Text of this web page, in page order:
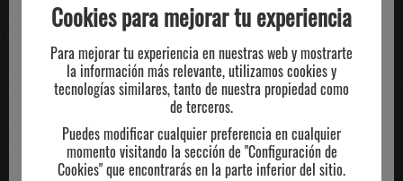
Cookies para mejorar tu experiencia
Para mejorar tu experiencia en nuestras web y mostrarte
la información más relevante, utilizamos cookies y
tecnologías similares, tanto de nuestra propiedad como
de terceros.
Puedes modificar cualquier preferencia en cualquier
momento visitando la sección de "Configuración de
Cookies" que encontrarás en la parte inferior del sitio.